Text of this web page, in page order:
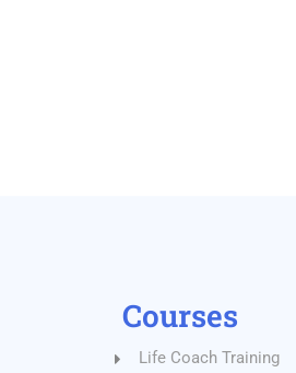
Courses
Life Coach Training